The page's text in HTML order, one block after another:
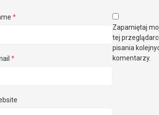
*
*
Zapamiętaj
tej
pisania
komentarzy.